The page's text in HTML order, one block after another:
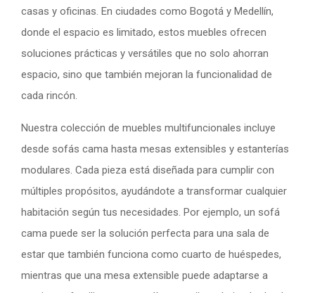
casas y oficinas. En ciudades como Bogotá y Medellín,
donde el espacio es limitado, estos muebles ofrecen
soluciones prácticas y versátiles que no solo ahorran
espacio, sino que también mejoran la funcionalidad de
cada rincón.
Nuestra colección de muebles multifuncionales incluye
desde sofás cama hasta mesas extensibles y estanterías
modulares. Cada pieza está diseñada para cumplir con
múltiples propósitos, ayudándote a transformar cualquier
habitación según tus necesidades. Por ejemplo, un sofá
cama puede ser la solución perfecta para una sala de
estar que también funciona como cuarto de huéspedes,
mientras que una mesa extensible puede adaptarse a